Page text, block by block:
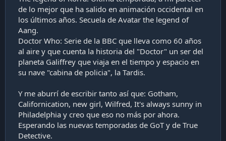
de lo mejor que ha salido en animación occidental en
los últimos años. Secuela de Avatar the legend of
Aang.
Doctor Who: Serie de la BBC que lleva como 60 años
al aire y que cuenta la historia del "Doctor" un ser del
planeta Galiffrey que viaja en el tiempo y espacio en
su nave "cabina de policia", la Tardis.
Y me aburrí de escribir tanto así que: Gotham,
Californication, new girl, Wilfred, It's always sunny in
Philadelphia y creo que eso no más por ahora.
Esperando las nuevas temporadas de GoT y de True
Detective.